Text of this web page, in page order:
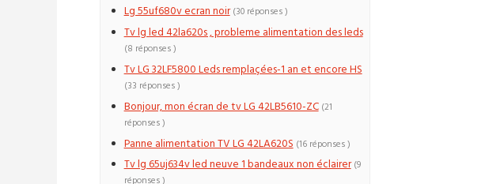
Lg 55uf680v ecran noir (30 réponses )
Tv lg led 42la620s , probleme alimentation des leds
(8 réponses )
Tv LG 32LF5800 Leds remplaçées-1 an et encore HS
(33 réponses )
Bonjour, mon écran de tv LG 42LB5610-ZC (21
réponses )
Panne alimentation TV LG 42LA620S (16 réponses )
Tv lg 65uj634v led neuve 1 bandeaux non éclairer (9